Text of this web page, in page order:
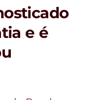
e é